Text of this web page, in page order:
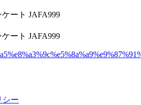
ート JAFA999
ート JAFA999
シー